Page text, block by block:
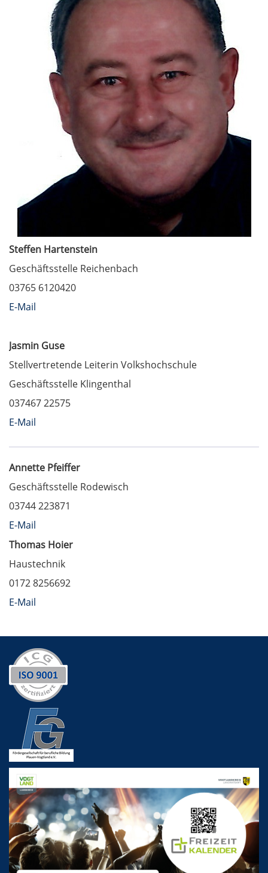
Steffen Hartenstein
Geschäftsstelle Reichenbach
03765 6120420
E-Mail
Jasmin Guse
Stellvertretende Leiterin Volkshochschule
Geschäftsstelle Klingenthal
037467 22575
E-Mail
Annette Pfeiffer
Geschäftsstelle Rodewisch
03744 223871
E-Mail
Thomas Hoier
Haustechnik
0172 8256692
E-Mail